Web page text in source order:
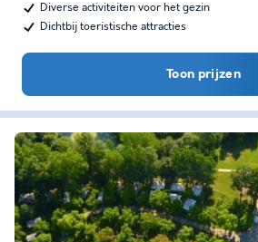
Diverse activiteiten voor het gezin
Dichtbij toeristische attracties
Toon prijzen